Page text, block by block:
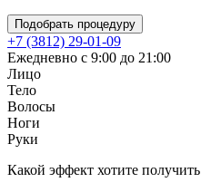
Подобрать процедуру
+7 (3812) 29-01-09
Ежедневно с 9:00 до 21:00
Лицо
Тело
Волосы
Ноги
Руки
Какой эффект хотите получить